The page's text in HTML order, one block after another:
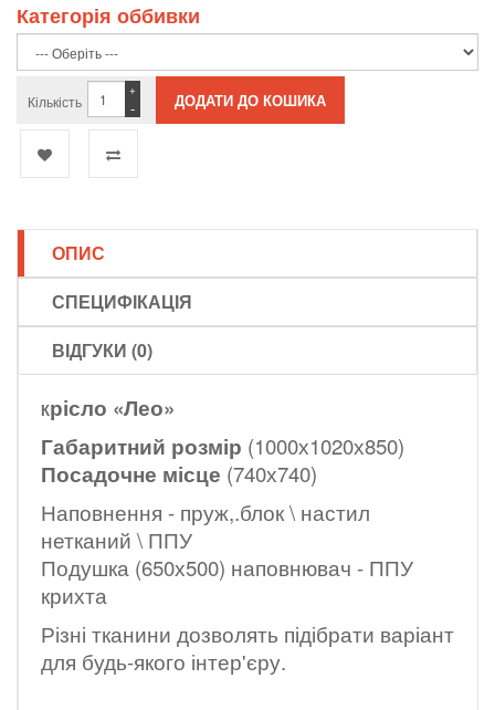
Категорія оббивки
Кількість -
+
ОПИС
СПЕЦИФІКАЦІЯ
ВІДГУКИ (0)
Крісло «Лео»
Габаритний розмір (1000х1020х850)
Посадочне місце (740х740)
Наповнення - пруж,.блок \ настил
нетканий \ ППУ
Подушка (650х500) наповнювач - ППУ
крихта
Різні тканини дозволять підібрати варіант
для будь-якого інтер'єру.